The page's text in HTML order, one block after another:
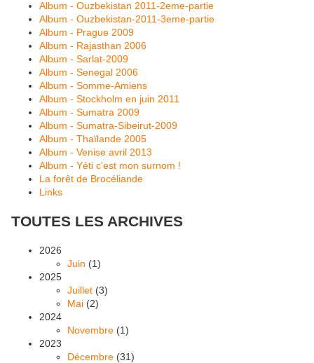
Album - Ouzbekistan 2011-2eme-partie
Album - Ouzbekistan-2011-3eme-partie
Album - Prague 2009
Album - Rajasthan 2006
Album - Sarlat-2009
Album - Senegal 2006
Album - Somme-Amiens
Album - Stockholm en juin 2011
Album - Sumatra 2009
Album - Sumatra-Sibeirut-2009
Album - Thaïlande 2005
Album - Venise avril 2013
Album - Yéti c'est mon surnom !
La forêt de Brocéliande
Links
TOUTES LES ARCHIVES
2026
Juin (1)
2025
Juillet (3)
Mai (2)
2024
Novembre (1)
2023
Décembre (31)